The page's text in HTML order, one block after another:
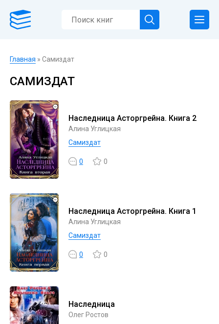
Главная » Самиздат
САМИЗДАТ
Наследница Асторгрейна. Книга 2
Алина Углицкая
Самиздат
0 0
Наследница Асторгрейна. Книга 1
Алина Углицкая
Самиздат
0 0
Наследница
Олег Ростов